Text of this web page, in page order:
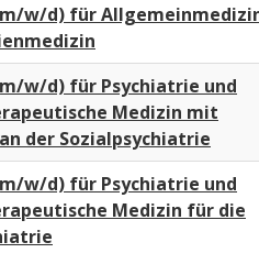
w/d) für
w/d) für Psychiatrie und
Medizin mit
der Sozialpsychiatrie
w/d) für Psychiatrie und
Medizin für die